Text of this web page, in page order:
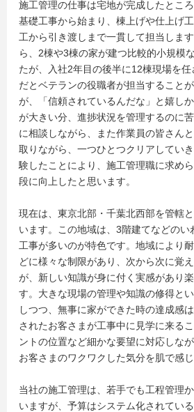
施工管理の仕事は宅地が完成したとこ
基礎工事から始まり、棟上げや仕上げ
工から引き渡しまで一貫して担当しま
ら、2棟や3棟の家が建つ比較的小規模
たが、入社2年目の後半に12棟現場を
だとベテランの役職者が担当すること
が、「信頼されているんだな」と嬉し
が大きい分、進捗状況を管理するのに
に相談しながら、また作業員の皆さん
取りながら、一つひとつクリアしてい
験したことにより、施工管理職に求め
段に向上したと思います。
現在は、東京北部・千葉北西部を管轄
います。この地域は、3階建てなどのい
工事が多いのが特色です。地域により
どに様々な制限があり、次から次に覚
が、新しい知識が身に付く実感があり
す。大きな現場の管理や知識の修得と
しつつ、無事に家ができた時の達成感
されたお客さまが工事中に見学に来る
ントの位置など細かな要望に対応しな
お客さまのワクワクした気分を肌で感じ
当社の施工管理は、若手でも工程管理
いますが、予算はシステム化されてい